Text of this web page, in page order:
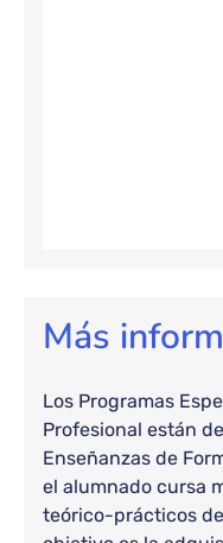
Más
Los Programas
Profesional están
Enseñanzas de
el alumnado cursa
teórico-prácticos